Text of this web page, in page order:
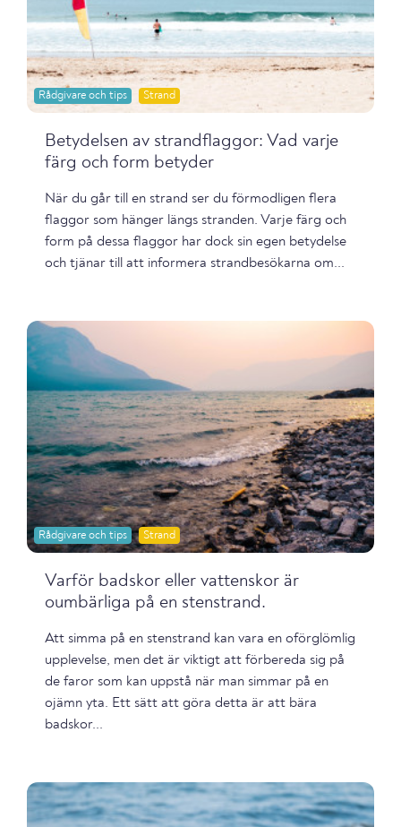
Rådgivare och tips Strand
Betydelsen av strandflaggor: Vad varje
färg och form betyder
När du går till en strand ser du förmodligen flera
flaggor som hänger längs stranden. Varje färg och
form på dessa flaggor har dock sin egen betydelse
och tjänar till att informera strandbesökarna om...
Rådgivare och tips Strand
Varför badskor eller vattenskor är
oumbärliga på en stenstrand.
Att simma på en stenstrand kan vara en oförglömlig
upplevelse, men det är viktigt att förbereda sig på
de faror som kan uppstå när man simmar på en
ojämn yta. Ett sätt att göra detta är att bära
badskor...